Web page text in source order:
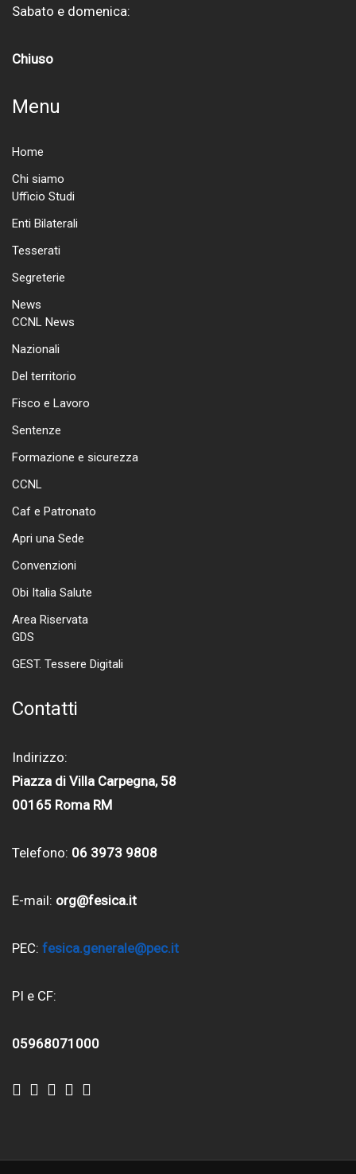
Sabato e domenica:
Chiuso
Menu
Home
Chi siamo
Ufficio Studi
Enti Bilaterali
Tesserati
Segreterie
News
CCNL News
Nazionali
Del territorio
Fisco e Lavoro
Sentenze
Formazione e sicurezza
CCNL
Caf e Patronato
Apri una Sede
Convenzioni
Obi Italia Salute
Area Riservata
GDS
GEST. Tessere Digitali
Contatti
Indirizzo:
Piazza di Villa Carpegna, 58
00165 Roma RM
Telefono: 06 3973 9808
E-mail: org@fesica.it
PEC: fesica.generale@pec.it
PI e CF:
05968071000